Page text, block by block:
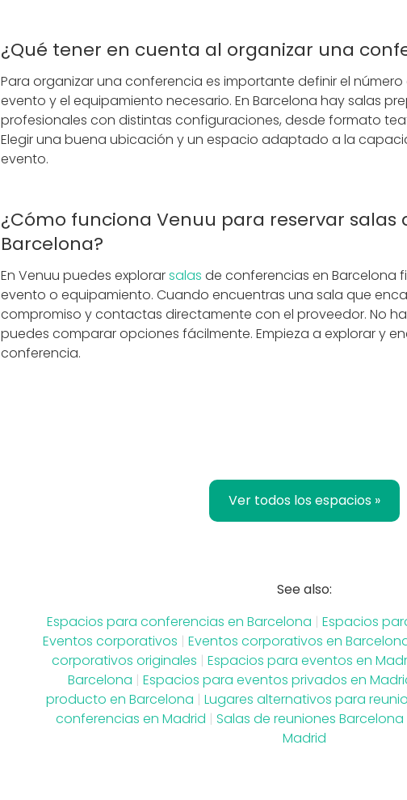
¿Qué tener en cuenta al organizar una
Para organizar una conferencia es importante definir el
evento y el equipamiento necesario. En Barcelona hay salas
profesionales con distintas configuraciones, desde formato
Elegir una buena ubicación y un espacio adaptado a la
evento.
¿Cómo funciona Venuu para reservar salas
Barcelona?
En Venuu puedes explorarsalas de conferencias en Barcelona
evento o equipamiento. Cuando encuentras una sala que
compromiso y contactas directamente con el proveedor. No
puedes comparar opciones fácilmente. Empieza a explorar y
conferencia.
Ver todos los espacios »
See also:
Espacios para conferencias en Barcelona | Espacios
Eventos corporativos | Eventos corporativos en
corporativos originales | Espacios para eventos en
Barcelona | Espacios para eventos privados en
producto en Barcelona | Lugares alternativos para
conferencias en Madrid | Salas de reuniones Barcelona
Madrid